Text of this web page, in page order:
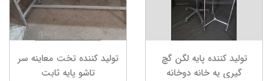
تولید کننده پایه لگن گچ
گیری یه خانه دوخانه
تولید کننده تخت معاینه سر
تاشو پایه ثابت